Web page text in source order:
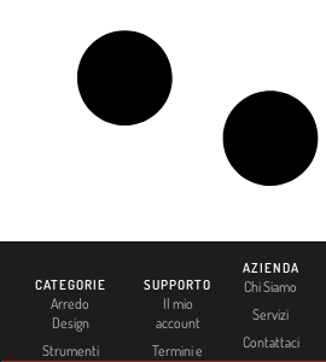
CATEGORIE
Arredo
Design
Strumenti
SUPPORTO
Il mio
account
Termini e
AZIENDA
Chi Siamo
Servizi
Contattaci